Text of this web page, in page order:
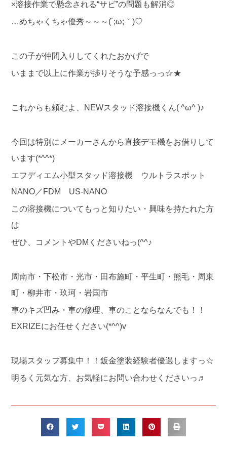
×溶接作業で懸念される“サビ”の問題も解消◎
…めちゃくちゃ優秀～～～(´;ω;｀)♡
この子が仲間入りしてくれたおかげで
いままで以上に作業が捗りそうな予感っっ☆★
これからも頼むよ、NEWスタッド溶接機くん( ^ω^ )♪
今回は特別にメーカーさんから直接デモ機をお借りして
います(*^^*)
エフディエム小型スタッド溶接機 ウルトラスポット
NANO／FDM US-NANO
この溶接機についてもっと知りたい・興味を持たれた方
は
ぜひ、コメントやDMくださいねっ(^^♪
周南市・下松市・光市・田布施町・平生町・熊毛・周東
町・柳井市・玖珂・岩国市
車のキズ凹み・車の修理、車のことならなんでも！！
EXRIZEにお任せください(*^^)v
現場スタッフ募集中！！鈑金塗装経験者優遇しますっ☆
明るく元気な方、お気軽にお問い合わせくださいっ♬